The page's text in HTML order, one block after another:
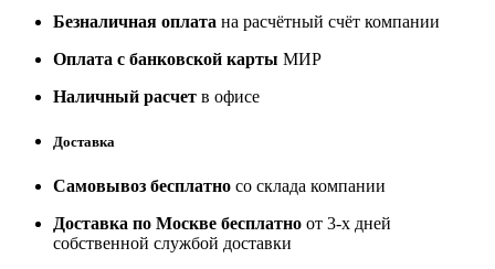
Безналичная оплата на расчётный счёт компании
Оплата с банковской карты МИР
Наличный расчет в офисе
Доставка
Самовывоз бесплатно со склада компании
Доставка по Москве бесплатно от 3-х дней
собственной службой доставки